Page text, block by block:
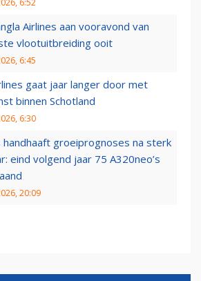
6:52
Airlines aan vooravond van
vlootuitbreiding ooit
6:45
gaat jaar langer door met
binnen Schotland
6:30
handhaaft groeiprognoses na sterk
eind volgend jaar 75 A320neo’s
20:09